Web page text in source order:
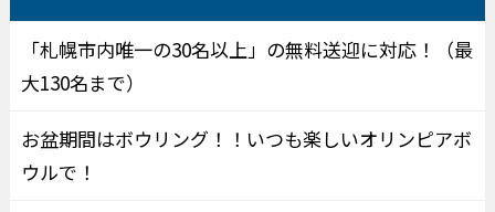
「札幌市内唯一の30名以上」の無料送迎に対応！（最
大130名まで）
お盆期間はボウリング！！いつも楽しいオリンピアボ
ウルで！